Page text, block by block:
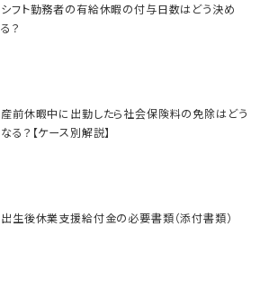
シフト勤務者の有給休暇の付与日数はどう決め
る？
産前休暇中に出勤したら社会保険料の免除はどう
なる？【ケース別解説】
出生後休業支援給付金の必要書類（添付書類）